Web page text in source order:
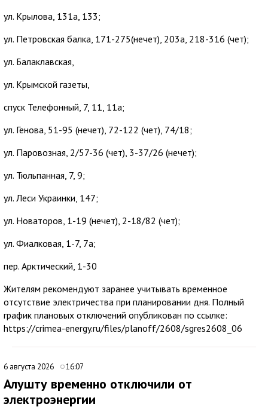
ул. Крылова, 131а, 133;
ул. Петровская балка, 171-275(нечет), 203а, 218-316 (чет);
ул. Балаклавская,
ул. Крымской газеты,
спуск Телефонный, 7, 11, 11а;
ул. Генова, 51-95 (нечет), 72-122 (чет), 74/18;
ул. Паровозная, 2/57-36 (чет), 3-37/26 (нечет);
ул. Тюльпанная, 7, 9;
ул. Леси Украинки, 147;
ул. Новаторов, 1-19 (нечет), 2-18/82 (чет);
ул. Фиалковая, 1-7, 7а;
пер. Арктический, 1-30
Жителям рекомендуют заранее учитывать временное
отсутствие электричества при планировании дня. Полный
график плановых отключений опубликован по ссылке:
https://crimea-energy.ru/files/planoff/2608/sgres2608_06
6 августа 2026 16:07
Алушту временно отключили от
электроэнергии